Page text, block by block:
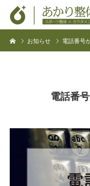
お知らせ 電話番号
電話番